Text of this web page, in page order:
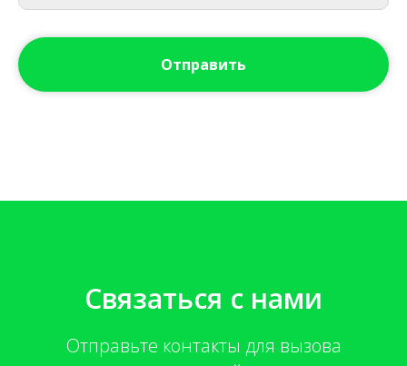
Отправить
Связаться с нами
Отправьте контакты для вызова